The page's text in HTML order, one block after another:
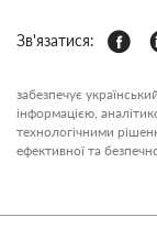
Зв'язатися:
забезпечує
інформацією,
технологічними
ефективної та